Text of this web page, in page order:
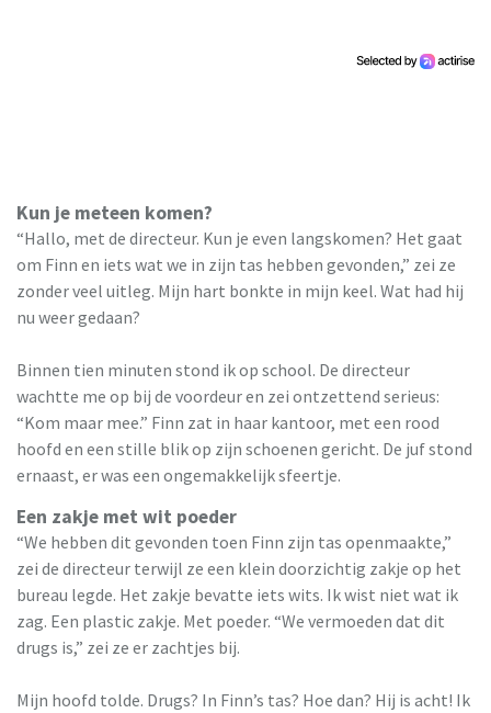
Kun je meteen komen?
“Hallo, met de directeur. Kun je even langskomen? Het gaat
om Finn en iets wat we in zijn tas hebben gevonden,” zei ze
zonder veel uitleg. Mijn hart bonkte in mijn keel. Wat had hij
nu weer gedaan?
Binnen tien minuten stond ik op school. De directeur
wachtte me op bij de voordeur en zei ontzettend serieus:
“Kom maar mee.” Finn zat in haar kantoor, met een rood
hoofd en een stille blik op zijn schoenen gericht. De juf stond
ernaast, er was een ongemakkelijk sfeertje.
Een zakje met wit poeder
“We hebben dit gevonden toen Finn zijn tas openmaakte,”
zei de directeur terwijl ze een klein doorzichtig zakje op het
bureau legde. Het zakje bevatte iets wits. Ik wist niet wat ik
zag. Een plastic zakje. Met poeder. “We vermoeden dat dit
drugs is,” zei ze er zachtjes bij.
Mijn hoofd tolde. Drugs? In Finn’s tas? Hoe dan? Hij is acht! Ik